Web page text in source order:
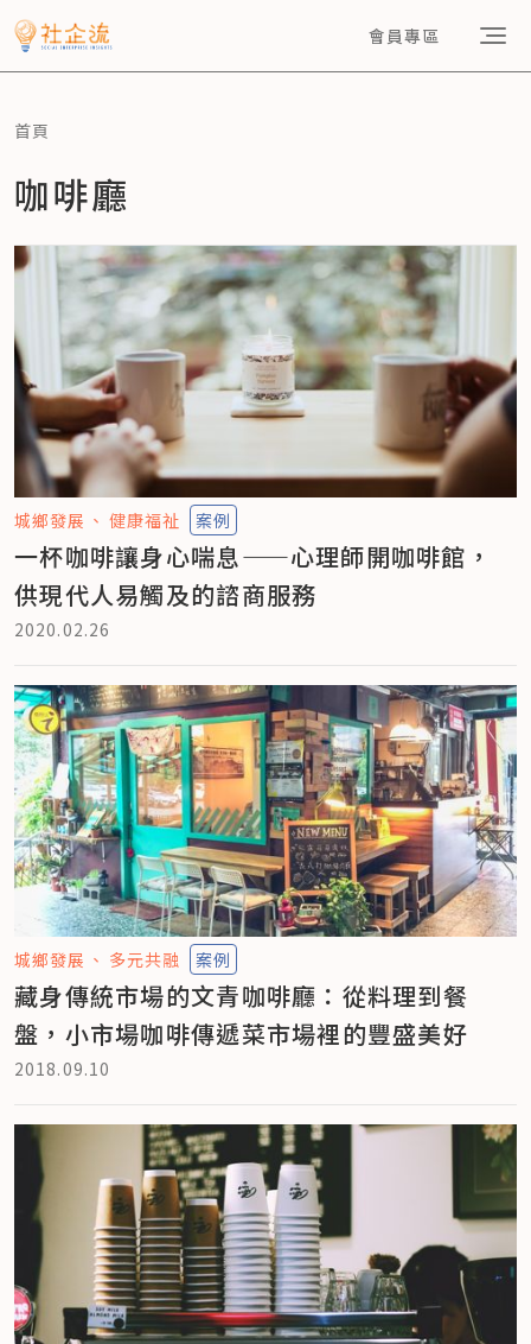
會員專區
首頁
咖啡廳
城鄉發展 健康福祉 案例
一杯咖啡讓身心喘息——心理師開咖啡館，
供現代人易觸及的諮商服務
2020.02.26
城鄉發展 多元共融 案例
藏身傳統市場的文青咖啡廳：從料理到餐
盤，小市場咖啡傳遞菜市場裡的豐盛美好
2018.09.10